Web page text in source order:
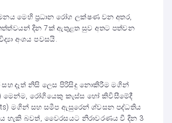
මෙහි ප්‍රධාන රෝග ලක්ෂණ වන අතර,
දින 7ක් ඇතුළත සුව අතට පත්වන
අංශය පවසයි.
සහ දෑත් නිසි ලෙස පිරිසිදු නොකිරීම මගින්
මෙන්ම, රෝගියෙකු කැස්ස හෝ කිවිසීමේදී
මගින් සහ සමීප ඇසුරෙන් ශ්වසන පද්ධතිය
හැකි බවත්, වෛරසයට නිරාවරණය වී දින 3